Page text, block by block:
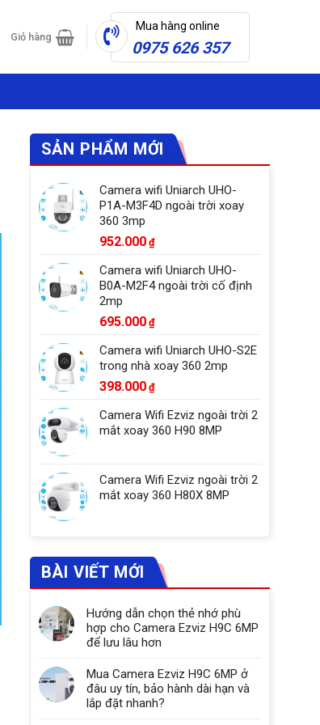
Giỏ hàng
Mua hàng online
0975 626 357
SẢN PHẨM MỚI
Camera wifi Uniarch UHO-
P1A-M3F4D ngoài trời xoay
360 3mp
952.000 ₫
Camera wifi Uniarch UHO-
B0A-M2F4 ngoài trời cố định
2mp
695.000 ₫
Camera wifi Uniarch UHO-S2E
trong nhà xoay 360 2mp
398.000 ₫
Camera Wifi Ezviz ngoài trời 2
mắt xoay 360 H90 8MP
Camera Wifi Ezviz ngoài trời 2
mắt xoay 360 H80X 8MP
BÀI VIẾT MỚI
Hướng dẫn chọn thẻ nhớ phù
hợp cho Camera Ezviz H9C 6MP
để lưu lâu hơn
Mua Camera Ezviz H9C 6MP ở
đâu uy tín, bảo hành dài hạn và
lắp đặt nhanh?